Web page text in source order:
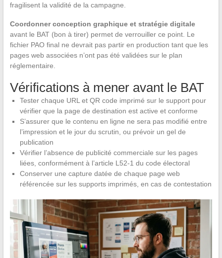
fragilisent la validité de la campagne.
Coordonner conception graphique et stratégie digitale
avant le BAT (bon à tirer) permet de verrouiller ce point. Le
fichier PAO final ne devrait pas partir en production tant que les
pages web associées n’ont pas été validées sur le plan
réglementaire.
Vérifications à mener avant le BAT
Tester chaque URL et QR code imprimé sur le support pour
vérifier que la page de destination est active et conforme
S’assurer que le contenu en ligne ne sera pas modifié entre
l’impression et le jour du scrutin, ou prévoir un gel de
publication
Vérifier l’absence de publicité commerciale sur les pages
liées, conformément à l’article L52-1 du code électoral
Conserver une capture datée de chaque page web
référencée sur les supports imprimés, en cas de contestation